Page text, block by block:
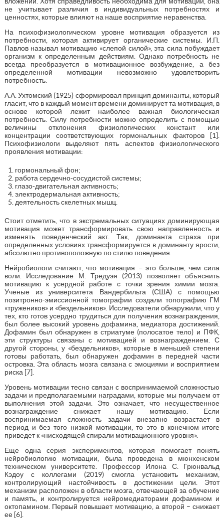
не учитывает различия в индивидуальных потребностях и
ценностях, которые влияют на наше восприятие неравенства.
На психофизиологическом уровне мотивация образуется из
потребности, которая активирует органические системы. И.П.
Павлов называл мотивацию «слепой силой», эта сила побуждает
организм к определенным действиям. Однако потребность не
всегда преобразуется в мотивационное возбуждение, а без
определенной мотивации невозможно удовлетворить
потребность.
А.А. Ухтомский (1925) сформировал принцип доминанты, который
гласит, что в каждый момент времени доминирует та мотивация, в
основе которой лежит наиболее важная биологическая
потребность. Силу потребности можно определить с помощью
величины отклонения физиологических констант или
концентрации соответствующих гормональных факторов [1].
Психофизиологи выделяют пять аспектов физиологического
проявления мотивации:
гормональный фон;
работа сердечно-сосудистой системы;
глазо-двигательная активность;
электродермальная активность;
деятельность скелетных мышц.
Стоит отметить, что в экстремальных ситуациях доминирующая
мотивация может трансформировать свою направленность и
изменять поведенческий акт. Так, доминанта страха при
определенных условиях трансформируется в доминанту ярости,
абсолютно противоположную по стилю поведения.
Нейробиологи считают, что мотивация – это больше, чем сила
воли. Исследование М. Тредуэя (2013) позволяет объяснить
мотивацию к усердной работе с точки зрения химии мозга.
Ученые из университета Вандербильта (США) с помощью
позитронно-эмиссионной томографии создали топографию ГМ
«тружеников» и «бездельников». Исследователи обнаружили, что у
тех, кто готов усердно трудиться для получения вознаграждения,
был более высокий уровень дофамина, медиатора достижений.
Дофамин был обнаружен в стриатуме (полосатое тело) и ПФК,
эти структуры связаны с мотивацией и вознаграждением. С
другой стороны, у «бездельников», которые в меньшей степени
готовы работать, был обнаружен дофамин в передней части
островка. Эта область мозга связана с эмоциями и восприятием
риска [7].
Уровень мотивации тесно связан с воспринимаемой сложностью
задачи и предполагаемыми наградами, которые мы получаем от
выполнения этой задачи. Это означает, что несущественное
вознаграждение снижает нашу мотивацию. Если
воспринимаемая сложность задачи внезапно возрастает в
период и без того низкой мотивации, то это в конечном итоге
приведет к «нисходящей спирали мотивационного уровня».
Еще одна серия экспериментов, которая помогает понять
нейробиологию мотивации, была проведена в мюнхенском
техническом университете. Профессор Илона С. Грюнвальд
Кэдоу с коллегами (2019) смогла установить механизм,
контролирующий настойчивость в достижении цели. Этот
механизм расположен в области мозга, отвечающей за обучение
и память, и контролируется нейромедиаторами дофамином и
октопамином. Первый повышает мотивацию, а второй – снижает
ее [6].